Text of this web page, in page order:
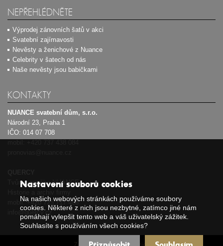
NEPŘEHLÉDNĚTE
Výprodej zánovních šatů v akci
Svatební zajímavosti
Nevěsty a ženichové z Nuance
Celebrity v šatech od nás
Naše nevěsty jsou babičkami
KONTAKTY
NUANCE svatební dům, s.r.o.
Národní 23, Praha 1
IČO: 014 07 708
Tvůrce značky NUANCE
mobil:+420 725 717 408
info@quercy.cz
Nastavení souborů cookies
Na našich webových stránkách používáme soubory
cookies. Některé z nich jsou nezbytné, zatímco jiné nám
pomáhají vylepšit tento web a váš uživatelský zážitek.
Souhlasíte s používáním všech cookies?